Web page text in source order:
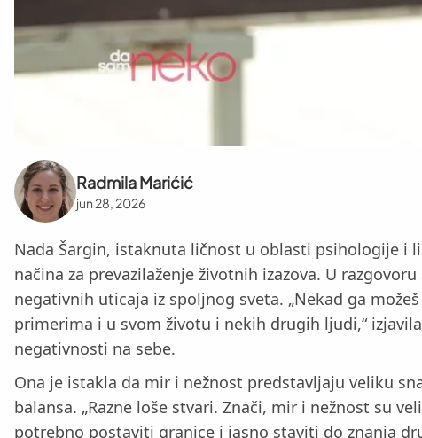
Radmila Marićić
jun 28, 2026
Nada Šargin, istaknuta ličnost u oblasti psihologije i
načina za prevazilaženje životnih izazova. U
negativnih uticaja iz spoljnog sveta. „Nekad ga
primerima i u svom životu i nekih drugih ljudi,“
negativnosti na sebe.
Ona je istakla da mir i nežnost predstavljaju veliku
balansa. „Razne loše stvari. Znači, mir i nežnost su
potrebno postaviti granice i jasno staviti do znanja